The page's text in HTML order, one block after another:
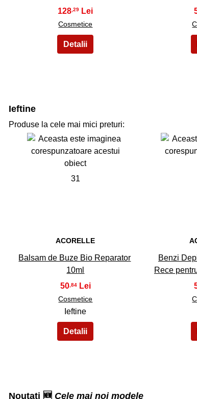
128,29
Cosmetice
Ieftine
Produse la cele mai mici preturi:
31
ACORELLE
Balsam de Buze Bio Reparator
10ml
50,84
Cosmetice
Ieftine
Benzi
Rece
Noutati 🆕 Cele mai noi modele